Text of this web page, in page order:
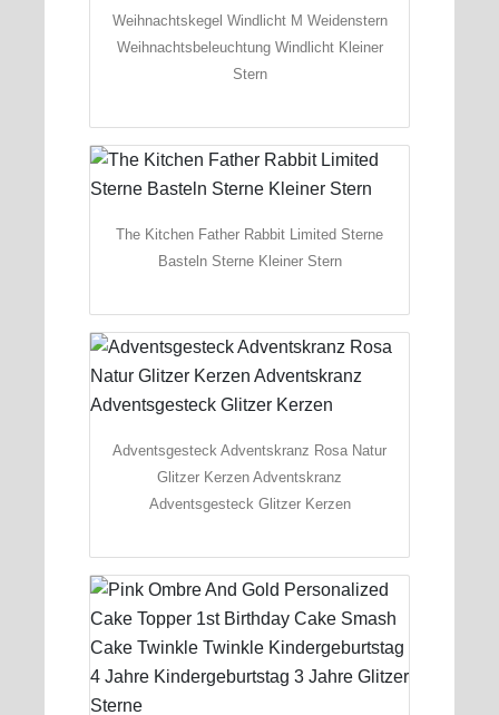
Weihnachtskegel Windlicht M Weidenstern
Weihnachtsbeleuchtung Windlicht Kleiner
Stern
The Kitchen Father Rabbit Limited Sterne
Basteln Sterne Kleiner Stern
Adventsgesteck Adventskranz Rosa Natur
Glitzer Kerzen Adventskranz
Adventsgesteck Glitzer Kerzen